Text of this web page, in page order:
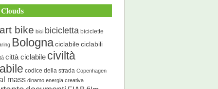
art bike bici bicicletta biciclette
Bolognaciclabile ciclabili
città ciclabile civiltà
codice della strada Copenhagen
mass dinamo energia creativa